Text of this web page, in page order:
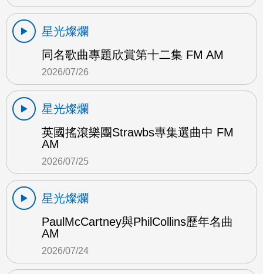
星光燦爛
同名歌曲專題欣賞第十二集 FM AM
2026/07/26
星光燦爛
英國搖滾樂團Strawbs專集選曲中 FM
AM
2026/07/25
星光燦爛
PaulMcCartney與PhilCollins歷年名曲
AM
2026/07/24